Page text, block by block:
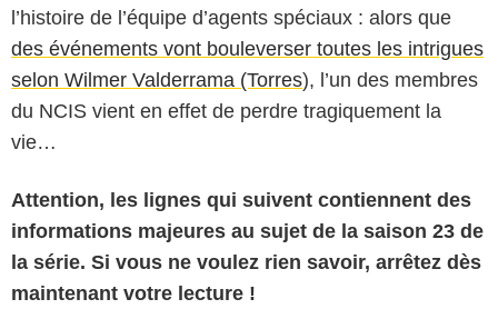
l’histoire de l’équipe d’agents spéciaux : alors que
des événements vont bouleverser toutes les intrigues
selon Wilmer Valderrama (Torres), l’un des membres
du NCIS vient en effet de perdre tragiquement la
vie…
Attention, les lignes qui suivent contiennent des
informations majeures au sujet de la saison 23 de
la série. Si vous ne voulez rien savoir, arrêtez dès
maintenant votre lecture !